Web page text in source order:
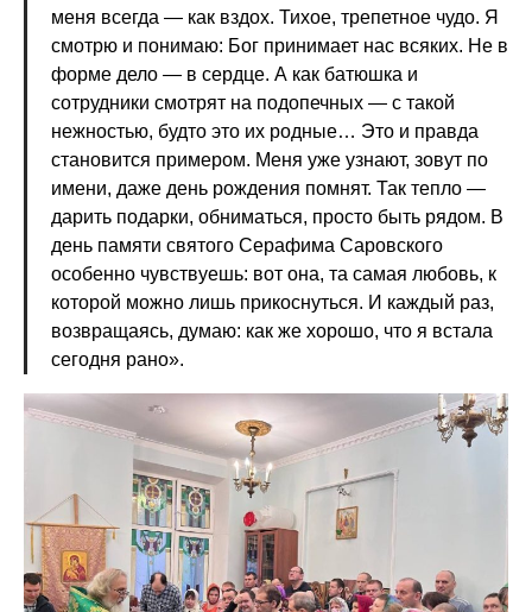
меня всегда — как вздох. Тихое, трепетное чудо. Я
смотрю и понимаю: Бог принимает нас всяких. Не в
форме дело — в сердце. А как батюшка и
сотрудники смотрят на подопечных — с такой
нежностью, будто это их родные… Это и правда
становится примером. Меня уже узнают, зовут по
имени, даже день рождения помнят. Так тепло —
дарить подарки, обниматься, просто быть рядом. В
день памяти святого Серафима Саровского
особенно чувствуешь: вот она, та самая любовь, к
которой можно лишь прикоснуться. И каждый раз,
возвращаясь, думаю: как же хорошо, что я встала
сегодня рано».